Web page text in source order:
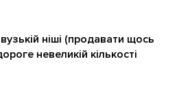
ніші (продавати щось
невеликій кількості